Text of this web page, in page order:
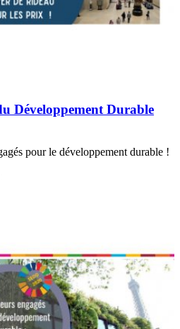
Développement Durable
pour le développement durable !